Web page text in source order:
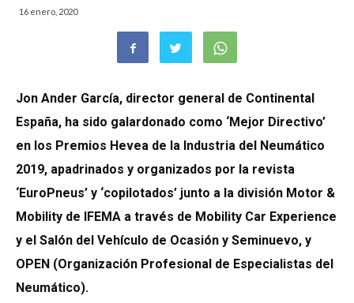
16 enero, 2020
Jon Ander García, director general de Continental
España, ha sido galardonado como ‘Mejor Directivo’
en los Premios Hevea de la Industria del Neumático
2019, apadrinados y organizados por la revista
‘EuroPneus’ y ‘copilotados’ junto a la división Motor &
Mobility de IFEMA a través de Mobility Car Experience
y el Salón del Vehículo de Ocasión y Seminuevo, y
OPEN (Organización Profesional de Especialistas del
Neumático).